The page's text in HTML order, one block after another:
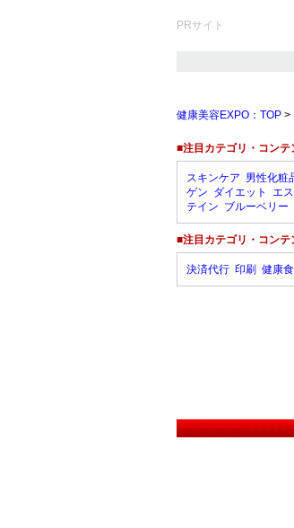
PRサイト
健康美容EXPO：TOP >
■注目カテゴリ・コンテ
スキンケア 男性化粧
ゲン ダイエット エ
テイン ブルーベリー
■注目カテゴリ・コンテ
決済代行 印刷 健康